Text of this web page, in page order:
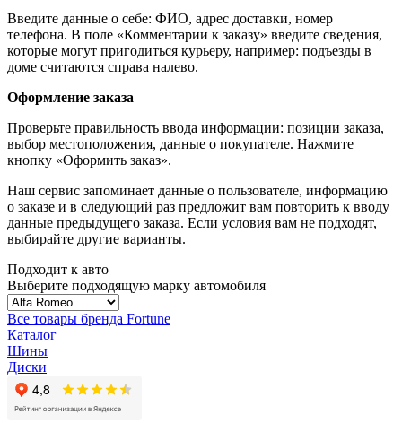
Введите данные о себе: ФИО, адрес доставки, номер
телефона. В поле «Комментарии к заказу» введите сведения,
которые могут пригодиться курьеру, например: подъезды в
доме считаются справа налево.
Оформление заказа
Проверьте правильность ввода информации: позиции заказа,
выбор местоположения, данные о покупателе. Нажмите
кнопку «Оформить заказ».
Наш сервис запоминает данные о пользователе, информацию
о заказе и в следующий раз предложит вам повторить к вводу
данные предыдущего заказа. Если условия вам не подходят,
выбирайте другие варианты.
Подходит к авто
Выберите подходящую марку автомобиля
Все товары бренда Fortune
Каталог
Шины
Диски